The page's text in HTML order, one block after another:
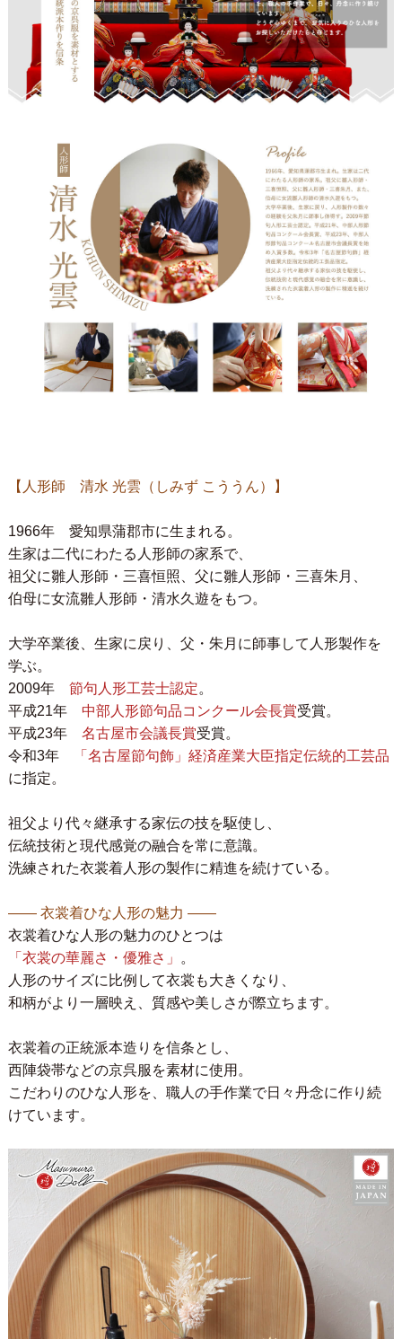
【人形師 清水 光雲（しみず こううん）】
1966年 愛知県蒲郡市に生まれる。
生家は二代にわたる人形師の家系で、
祖父に雛人形師・三喜恒照、父に雛人形師・三喜朱月、
伯母に女流雛人形師・清水久遊をもつ。
大学卒業後、生家に戻り、父・朱月に師事して人形製作を
学ぶ。
2009年 節句人形工芸士認定。
平成21年 中部人形節句品コンクール会長賞受賞。
平成23年 名古屋市会議長賞受賞。
令和3年
「名古屋節句飾」経済産業大臣指定伝統的工芸品
に指定。
祖父より代々継承する家伝の技を駆使し、
伝統技術と現代感覚の融合を常に意識。
洗練された衣裳着人形の製作に精進を続けている。
―― 衣裳着ひな人形の魅力 ――
衣裳着ひな人形の魅力のひとつは
「衣裳の華麗さ・優雅さ」
。
人形のサイズに比例して衣裳も大きくなり、
和柄がより一層映え、質感や美しさが際立ちます。
衣裳着の正統派本造りを信条とし、
西陣袋帯などの京呉服を素材に使用。
こだわりのひな人形を、職人の手作業で日々丹念に作り続
けています。